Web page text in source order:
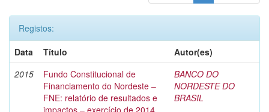
Registos:
Data
Título
Autor(es)
2015
Fundo Constitucional de
Financiamento do Nordeste –
FNE: relatório de resultados e
impactos – exercício de 2014
BANCO DO
NORDESTE DO
BRASIL